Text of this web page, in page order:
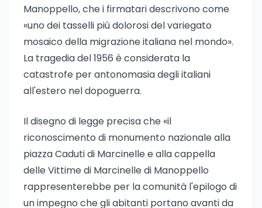
Manoppello, che i firmatari descrivono come
«uno dei tasselli più dolorosi del variegato
mosaico della migrazione italiana nel mondo».
La tragedia del 1956 è considerata la
catastrofe per antonomasia degli italiani
all'estero nel dopoguerra.
Il disegno di legge precisa che «il
riconoscimento di monumento nazionale alla
piazza Caduti di Marcinelle e alla cappella
delle Vittime di Marcinelle di Manoppello
rappresenterebbe per la comunità l'epilogo di
un impegno che gli abitanti portano avanti da